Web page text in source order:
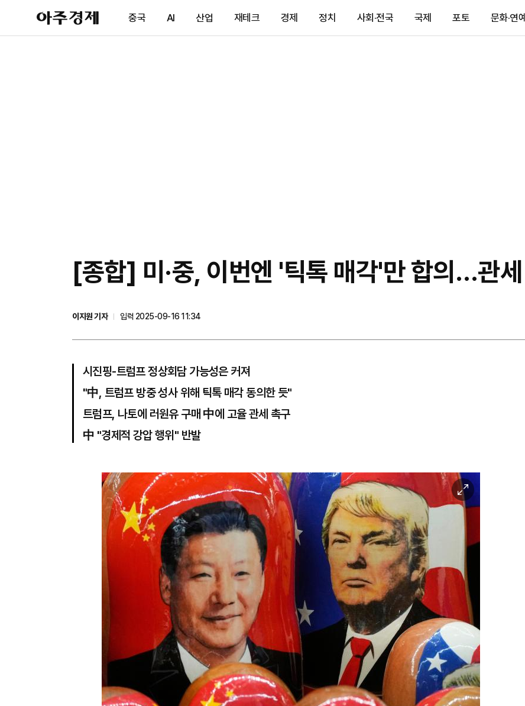
아
주
제
중국 AI 산업 재테크 경제 정치 사회·전국 국제 포토 문화·연예
[종합] 미·중, 이번엔 '틱톡 매각'만 합의…관
이지원 기자
입력 2025-09-16 11:34
시진핑-트럼프 정상회담 가능성은 커져
"中, 트럼프 방중 성사 위해 틱톡 매각 동의한 듯"
트럼프, 나토에 러원유 구매 中에 고율 관세 촉구
中 "경제적 강압 행위" 반발
이
미